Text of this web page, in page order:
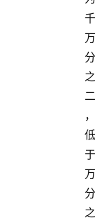
千
万
分
之
二
，
低
于
万
分
之